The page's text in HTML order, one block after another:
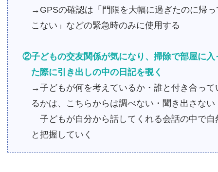
→GPSの確認は「門限を大幅に過ぎたのに帰っ
こない」などの緊急時のみに使用する
②子どもの交友関係が気になり、掃除で部屋に入
た際に引き出しの中の日記を覗く
→子どもが何を考えているか・誰と付き合って
るかは、こちらからは調べない・聞き出さない
子どもが自分から話してくれる会話の中で自
と把握していく